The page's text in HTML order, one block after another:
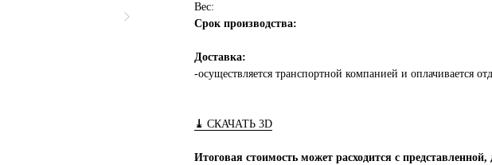
Вес:
Срок производства:
Доставка:
-осуществляется транспортной компанией и оплачивается
⤓ СКАЧАТЬ 3D
Итоговая стоимость может расходится с